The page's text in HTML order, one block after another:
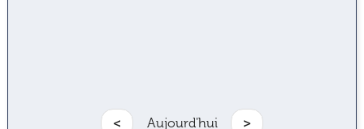
>
< Aujourd'hui